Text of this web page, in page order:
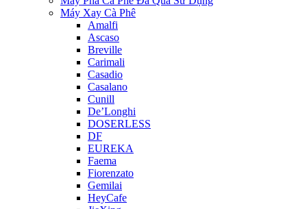
Máy Xay Cà Phê
Amalfi
Ascaso
Breville
Carimali
Casadio
Casalano
Cunill
De’Longhi
DOSERLESS
DF
EUREKA
Faema
Fiorenzato
Gemilai
HeyCafe